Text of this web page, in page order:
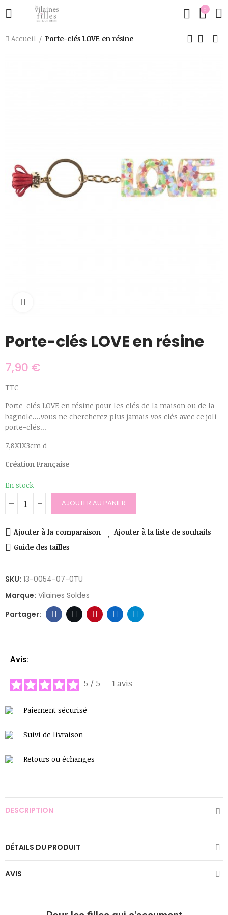
0
Accueil Porte-clés LOVE en résine
Porte-clés LOVE en résine
7,90 €
TTC
Porte-clés LOVE en résine pour les clés de la maison ou de la
bagnole....vous ne chercherez plus jamais vos clés avec ce joli
porte-clés...
7,8X1X3cm d
Création Française
En stock
AJOUTER AU PANIER
Ajouter à la comparaison
Ajouter à la liste de souhaits
Guide des tailles
SKU: 13-0054-07-0TU
Marque: Vilaines Soldes
Avis:
5 / 5 - 1avis
Paiement sécurisé
Suivi de livraison
Retours ou échanges
DESCRIPTION
DÉTAILS DU PRODUIT
AVIS